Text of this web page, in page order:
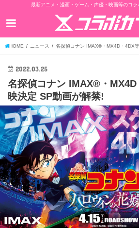
最新アニメ・漫画・ゲーム・声優・映画等のコラ
HOME ニュース 名探偵コナン IMAX®・MX4D・4DX
2022.03.25
名探偵コナン IMAX®・MX4D
映決定 SP動画が解禁!